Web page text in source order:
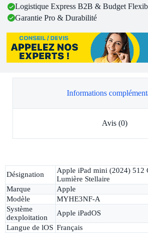
Logistique Express B2B & Budget
Garantie Pro & Durabilité
Informations
Avis (0)
Désignation
Apple iPad mini (2024) 512
Lumière Stellaire
Marque
Apple
Modèle
MYHE3NF-A
Système
dexploitation
Apple iPadOS
Langue de lOS Français